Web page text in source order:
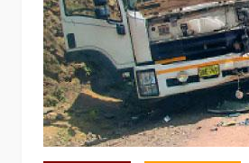
ä
r
i
g
e
n
o
y
k
o
t
t
k
i
l
a
n
i
n